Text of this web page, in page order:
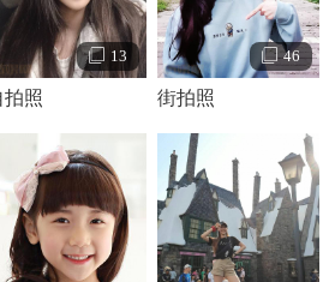
资料简介 李甄生活照
13
拍照
46
街拍照